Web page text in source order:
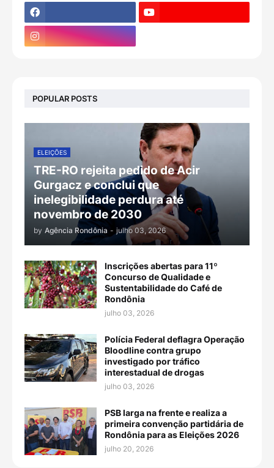
POPULAR POSTS
ELEIÇÕES
TRE-RO rejeita pedido de Acir
Gurgacz e conclui que
inelegibilidade perdura até
novembro de 2030
by Agência Rondônia - julho 03, 2026
Inscrições abertas para 11º
Concurso de Qualidade e
Sustentabilidade do Café de
Rondônia
julho 03, 2026
Polícia Federal deflagra Operação
Bloodline contra grupo
investigado por tráfico
interestadual de drogas
julho 03, 2026
PSB larga na frente e realiza a
primeira convenção partidária de
Rondônia para as Eleições 2026
julho 20, 2026